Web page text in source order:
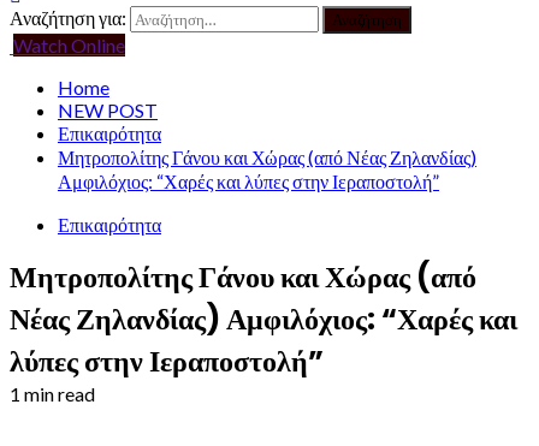
Αναζήτηση για:
Watch Online
Home
NEW POST
Επικαιρότητα
Μητροπολίτης Γάνου και Χώρας (από Νέας Ζηλανδίας)
Αμφιλόχιος: “Χαρές και λύπες στην Ιεραποστολή”
Επικαιρότητα
Μητροπολίτης Γάνου και Χώρας (από
Νέας Ζηλανδίας) Αμφιλόχιος: “Χαρές και
λύπες στην Ιεραποστολή”
1 min read